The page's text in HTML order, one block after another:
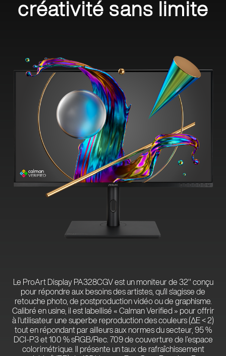
créativité sans limite
Le ProArt Display PA328CGV est un moniteur de 32'' conçu
pour répondre aux besoins des artistes, qu'il s'agisse de
retouche photo, de postproduction vidéo ou de graphisme.
Calibré en usine, il est labellisé « Calman Verified » pour offrir
à l'utilisateur une superbe reproduction des couleurs (∆E < 2)
tout en répondant par ailleurs aux normes du secteur, 95 %
DCI-P3 et 100 % sRGB/Rec. 709 de couverture de l’espace
colorimétrique. Il présente un taux de rafraîchissement